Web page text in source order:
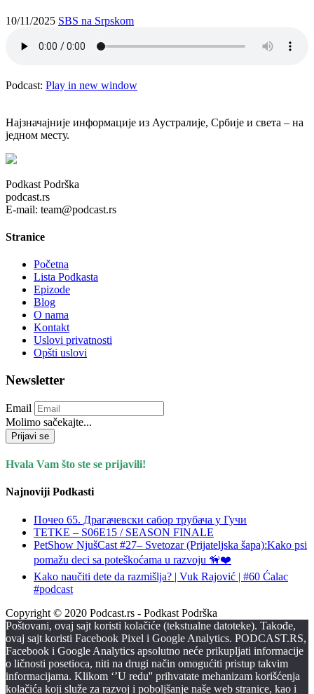
10/11/2025 SBS na Srpskom
Podcast: Play in new window
Најзначајније информације из Аустралије, Србије и света – на
једном месту.
Podkast Podrška
podcast.rs
E-mail: team@podcast.rs
Stranice
Početna
Lista Podkasta
Epizode
Blog
O nama
Kontakt
Uslovi privatnosti
Opšti uslovi
Newsletter
Email
Molimo sačekajte...
Prijavi se
Hvala Vam što ste se prijavili!
Najnoviji Podkasti
Почео 65. Драгачевски сабор трубача у Гучи
TETKE – S06E15 / SEASON FINALE
PetShow NjušCast #27– Svetozar (Prijateljska šapa):Kako psi
pomažu deci sa poteškoćama u razvoju 🦮❤️
Kako naučiti dete da razmišlja? | Vuk Rajović | #60 Ćalac
#podcast
Copyright © 2020 Podcast.rs - Podkast Podrška
Poštovani, ovaj sajt koristi kolačiće (tekstualne datoteke). Takođe,
ovaj sajt koristi Facebook Pixel i Google Analytics. PODCAST.RS,
Facebook i Google Analytics apsolutno neće prikupljati informacije
o ličnosti posetioca, niti na drugi način omogućiti pristup takvim
informacijama. Klikom ‘’U redu'' prihvatate mehanizam korišćenja
kolačića koji služe za razvoj i poboljšanje naše web stranice, kao i